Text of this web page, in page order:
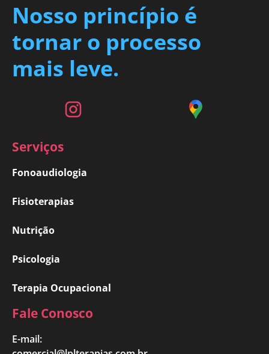
Nosso princípio é
tornar o processo
mais leve.
Serviços
Fonoaudiologia
Fisioterapias
Nutrição
Psicologia
Terapia Ocupacional
Fale Conosco
E-mail: